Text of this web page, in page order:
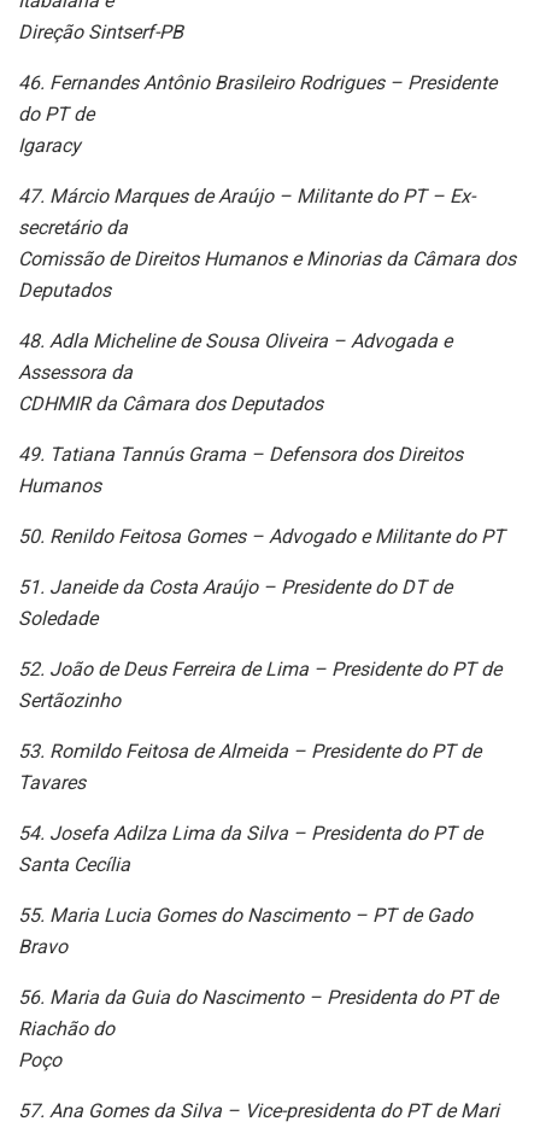
Direção Sintserf-PB
46. Fernandes Antônio Brasileiro Rodrigues – Presidente
do PT de
Igaracy
47. Márcio Marques de Araújo – Militante do PT – Ex-
secretário da
Comissão de Direitos Humanos e Minorias da Câmara dos
Deputados
48. Adla Micheline de Sousa Oliveira – Advogada e
Assessora da
CDHMIR da Câmara dos Deputados
49. Tatiana Tannús Grama – Defensora dos Direitos
Humanos
50. Renildo Feitosa Gomes – Advogado e Militante do PT
51. Janeide da Costa Araújo – Presidente do DT de
Soledade
52. João de Deus Ferreira de Lima – Presidente do PT de
Sertãozinho
53. Romildo Feitosa de Almeida – Presidente do PT de
Tavares
54. Josefa Adilza Lima da Silva – Presidenta do PT de
Santa Cecília
55. Maria Lucia Gomes do Nascimento – PT de Gado
Bravo
56. Maria da Guia do Nascimento – Presidenta do PT de
Riachão do
Poço
57. Ana Gomes da Silva – Vice-presidenta do PT de Mari